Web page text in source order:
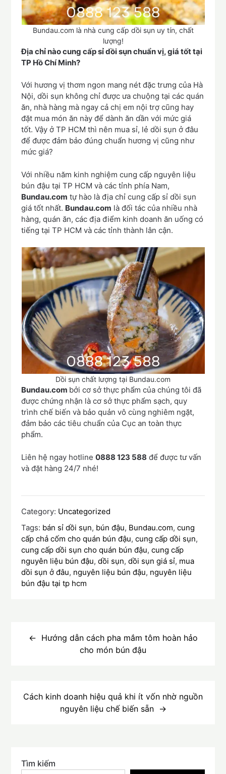
Bundau.com là nhà cung cấp dồi sụn uy tín, chất
lượng!
Địa chỉ nào cung cấp sỉ dồi sụn chuẩn vị, giá tốt tại
TP Hồ Chí Minh?
Với hương vị thơm ngon mang nét đặc trưng của Hà
Nội, dồi sụn không chỉ được ưa chuộng tại các quán
ăn, nhà hàng mà ngay cả chị em nội trợ cũng hay
đặt mua món ăn này để dành ăn dần với mức giá
tốt. Vậy ở TP HCM thì nên mua sỉ, lẻ dồi sụn ở đâu
để được đảm bảo đúng chuẩn hương vị cũng như
mức giá?
Với nhiều năm kinh nghiệm cung cấp nguyên liệu
bún đậu tại TP HCM và các tỉnh phía Nam,
Bundau.com tự hào là địa chỉ cung cấp sỉ dồi sụn
giá tốt nhất. Bundau.com là đối tác của nhiều nhà
hàng, quán ăn, các địa điểm kinh doanh ăn uống có
tiếng tại TP HCM và các tỉnh thành lân cận.
Dồi sụn chất lượng tại Bundau.com
Bundau.com bởi cơ sở thực phẩm của chúng tôi đã
được chứng nhận là cơ sở thực phẩm sạch, quy
trình chế biến và bảo quản vô cùng nghiêm ngặt,
đảm bảo các tiêu chuẩn của Cục an toàn thực
phẩm.
Liên hệ ngay hotline0888 123 588 để được tư vấn
và đặt hàng 24/7 nhé!
Category: Uncategorized
Tags: bán sỉ dồi sụn, bún đậu, Bundau.com,cung
cấp chả cốm cho quán bún đậu,cung cấp dồi sụn,
cung cấp dồi sụn cho quán bún đậu,cung cấp
nguyên liệu bún đậu,dồi sụn,dồi sụn giá sỉ, mua
dồi sụn ở đâu, nguyên liệu bún đậu, nguyên liệu
bún đậu tại tp hcm
hướngHướng dẫn cách pha mắm tôm hoàn hảo
cho món bún đậu
Cách kinh doanh hiệu quả khi ít vốn nhờ nguồn
nguyên liệu chế biến sẵn
Tìm kiếm